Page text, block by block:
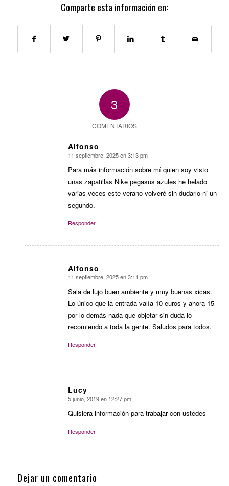
Comparte esta información en:
3
COMENTARIOS
Alfonso
Dice:
11 septiembre, 2025 en 3:13 pm
Para más información sobre mí quien soy visto
unas zapatillas Nike pegasus azules he helado
varias veces este verano volveré sin dudarlo ni un
segundo.
Responder
Alfonso
Dice:
11 septiembre, 2025 en 3:11 pm
Sala de lujo buen ambiente y muy buenas xicas.
Lo único que la entrada valía 10 euros y ahora 15
por lo demás nada que objetar sin duda lo
recomiendo a toda la gente. Saludos para todos.
Responder
Lucy
Dice:
5 junio, 2019 en 12:27 pm
Quisiera información para trabajar con ustedes
Responder
Dejar un comentario